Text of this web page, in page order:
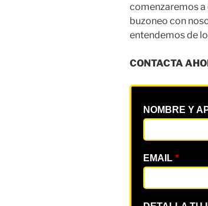
comenzaremos
buzoneo con
entendemos de
CONTACTA
NOMBRE Y
EMAIL *